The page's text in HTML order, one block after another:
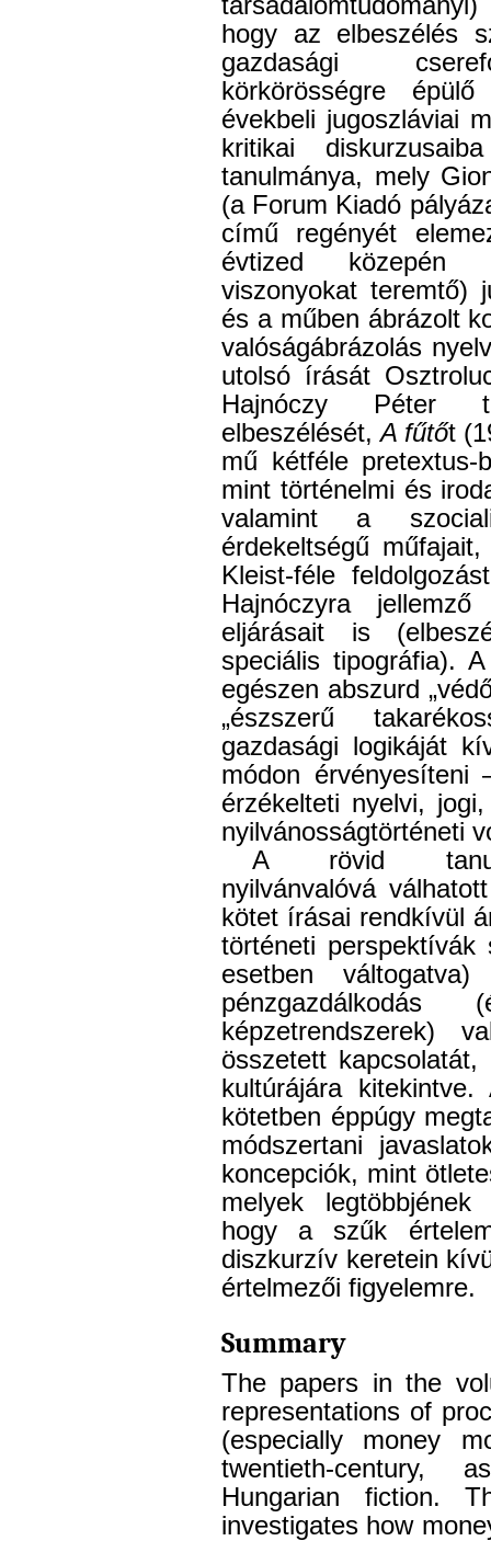
hogy az elbeszélés
gazdasági
körkörösségre
évekbeli jugoszláviai
kritikai
tanulmánya, mely
(a Forum Kiadó
című regényét
évtized közepén
viszonyokat teremtő)
és a műben ábrázolt
valóságábrázolás
utolsó írását
Hajnóczy Péter
elbeszélését,A fűtőt
mű kétféle pretextus-
mint történelmi és
valamint a
érdekeltségű
Kleist-féle
Hajnóczyra
eljárásait is
speciális tipográfia).
egészen abszurd
„észszerű
gazdasági logikáját
módon érvényesíteni
érzékelteti nyelvi,
nyilvánosságtörténeti
A rövid
nyilvánvalóvá
kötet írásai rendkívül
történeti perspektívák
esetben
képzetrendszerek)
összetett
kultúrájára
kötetben éppúgy
módszertani
koncepciók, mint
melyek
hogy a szűk
diszkurzív keretein
értelmezői figyelemre.
Summary
The papers in the
representations of
(especially money
twentieth-century,
Hungarian fiction.
investigates how